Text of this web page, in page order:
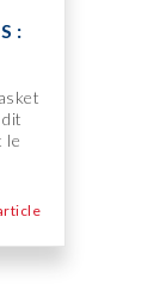
:
le